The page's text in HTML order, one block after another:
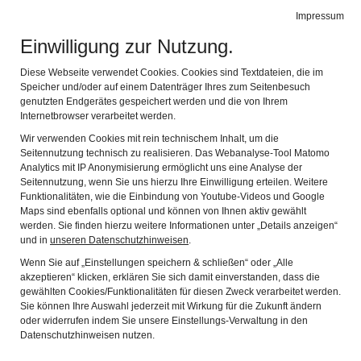
Impressum
Einwilligung zur Nutzung.
Diese Webseite verwendet Cookies. Cookies sind Textdateien, die im
Speicher und/oder auf einem Datenträger Ihres zum Seitenbesuch
genutzten Endgerätes gespeichert werden und die von Ihrem
Internetbrowser verarbeitet werden.
Wir verwenden Cookies mit rein technischem Inhalt, um die
Seitennutzung technisch zu realisieren. Das Webanalyse-Tool Matomo
Analytics mit IP Anonymisierung ermöglicht uns eine Analyse der
Seitennutzung, wenn Sie uns hierzu Ihre Einwilligung erteilen. Weitere
Funktionalitäten, wie die Einbindung von Youtube-Videos und Google
Maps sind ebenfalls optional und können von Ihnen aktiv gewählt
werden. Sie finden hierzu weitere Informationen unter „Details anzeigen“
und in unseren Datenschutzhinweisen.
Wenn Sie auf „Einstellungen speichern & schließen“ oder „Alle
akzeptieren“ klicken, erklären Sie sich damit einverstanden, dass die
gewählten Cookies/Funktionalitäten für diesen Zweck verarbeitet werden.
Sie können Ihre Auswahl jederzeit mit Wirkung für die Zukunft ändern
oder widerrufen indem Sie unsere Einstellungs-Verwaltung in den
Datenschutzhinweisen nutzen.
Zurück
Neues Rundfunkmuseum Fürth
–